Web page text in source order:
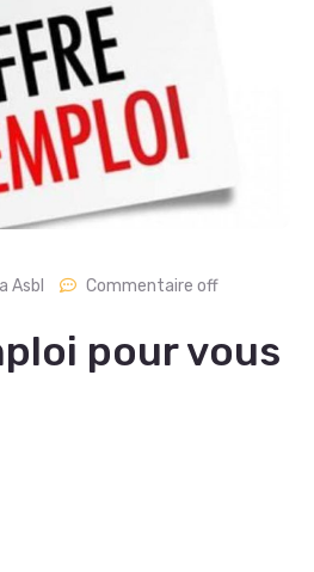
Asbl Commentaire off
pour vous